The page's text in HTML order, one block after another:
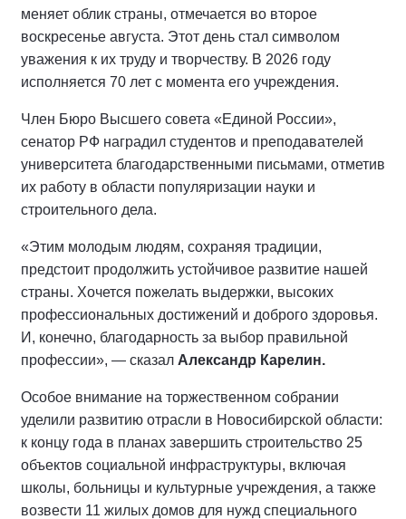
меняет облик страны, отмечается во второе
воскресенье августа. Этот день стал символом
уважения к их труду и творчеству. В 2026 году
исполняется 70 лет с момента его учреждения.
Член Бюро Высшего совета «Единой России»,
сенатор РФ наградил студентов и преподавателей
университета благодарственными письмами, отметив
их работу в области популяризации науки и
строительного дела.
«Этим молодым людям, сохраняя традиции,
предстоит продолжить устойчивое развитие нашей
страны. Хочется пожелать выдержки, высоких
профессиональных достижений и доброго здоровья.
И, конечно, благодарность за выбор правильной
профессии», — сказал Александр Карелин.
Особое внимание на торжественном собрании
уделили развитию отрасли в Новосибирской области:
к концу года в планах завершить строительство 25
объектов социальной инфраструктуры, включая
школы, больницы и культурные учреждения, а также
возвести 11 жилых домов для нужд специального